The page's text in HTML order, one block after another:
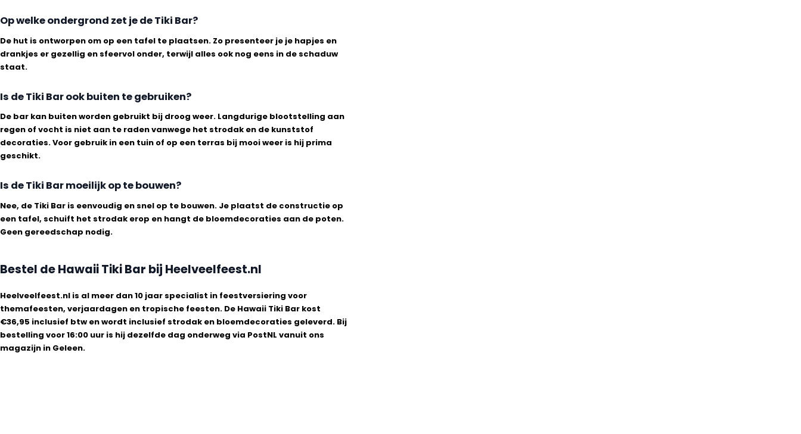
Op welke ondergrond zet je de Tiki Bar?
De hut is ontworpen om op een tafel te plaatsen. Zo presenteer je je hapjes en
drankjes er gezellig en sfeervol onder, terwijl alles ook nog eens in de schaduw
staat.
Is de Tiki Bar ook buiten te gebruiken?
De bar kan buiten worden gebruikt bij droog weer. Langdurige blootstelling aan
regen of vocht is niet aan te raden vanwege het strodak en de kunststof
decoraties. Voor gebruik in een tuin of op een terras bij mooi weer is hij prima
geschikt.
Is de Tiki Bar moeilijk op te bouwen?
Nee, de Tiki Bar is eenvoudig en snel op te bouwen. Je plaatst de constructie op
een tafel, schuift het strodak erop en hangt de bloemdecoraties aan de poten.
Geen gereedschap nodig.
Bestel de Hawaii Tiki Bar bij Heelveelfeest.nl
Heelveelfeest.nl is al meer dan 10 jaar specialist in feestversiering voor
themafeesten, verjaardagen en tropische feesten. De Hawaii Tiki Bar kost
€36,95 inclusief btw en wordt inclusief strodak en bloemdecoraties geleverd. Bij
bestelling voor 16:00 uur is hij dezelfde dag onderweg via PostNL vanuit ons
magazijn in Geleen.